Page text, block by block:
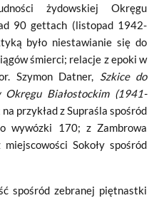
żydowskiej Okręgu
90 gettach (listopad 1942-
było niestawianie się do
śmierci; relacje z epoki w
Szymon Datner, Szkice do
Białostockim (1941-
przykład z Supraśla spośród
wywózki 170; z Zambrowa
Sokoły spośród
spośród zebranej piętnastki